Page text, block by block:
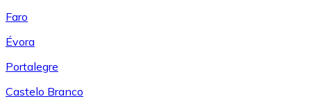
Faro
Évora
Portalegre
Castelo Branco